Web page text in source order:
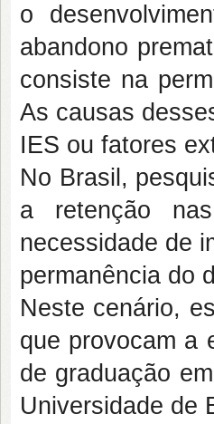
o
abandono
consiste na
As causas
IES ou fatores
No Brasil,
a retenção
necessidade de
permanência do
Neste cenário,
que provocam a
de graduação
Universidade de